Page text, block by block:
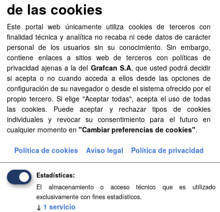
Recursos
Aprobación Definitiva...
Aprobación Definitiva...
Aprobación Definitiva...
Aprobación Definitiva...
Aprobación Definitiva...
Aprobación Definitiva...
Aprobación Definitiva...
de las cookies
Este portal web únicamente utiliza cookies de terceros con
finalidad técnica y analítica no recaba ni cede datos de carácter
personal de los usuarios sin su conocimiento. Sin embargo,
contiene enlaces a sitios web de terceros con políticas de
privacidad ajenas a la del Grafcan S.A, que usted podrá decidir
si acepta o no cuando acceda a ellos desde las opciones de
configuración de su navegador o desde el sistema ofrecido por el
propio tercero. Si elige "Aceptar todas", acepta el uso de todas
las cookies. Puede aceptar y rechazar tipos de cookies
individuales y revocar su consentimiento para el futuro en
cualquier momento en "Cambiar preferencias de cookies".
Política de cookies Aviso legal Política de privacidad
Estadísticas
El almacenamiento o acceso técnico que es utilizado
exclusivamente con fines estadísticos.
↓ 1 servicio